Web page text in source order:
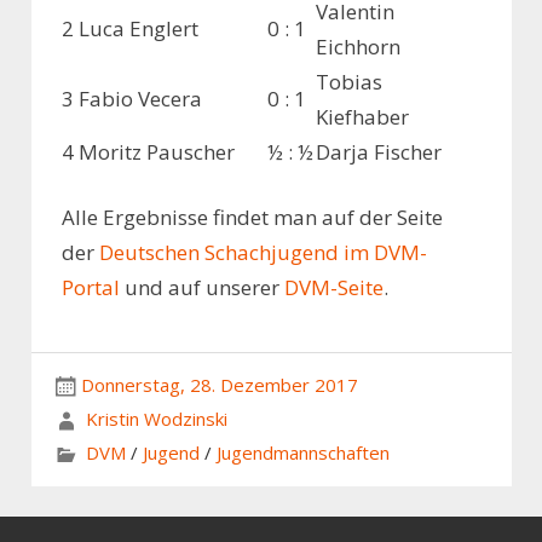
2 Luca Englert 0 : 1
Valentin
Eichhorn
3 Fabio Vecera 0 : 1
Tobias
Kiefhaber
4 Moritz Pauscher ½ : ½Darja Fischer
Alle Ergebnisse findet man auf der Seite
der Deutschen Schachjugend im DVM-
Portal und auf unserer DVM-Seite.
Donnerstag, 28. Dezember 2017
Kristin Wodzinski
DVM / Jugend / Jugendmannschaften